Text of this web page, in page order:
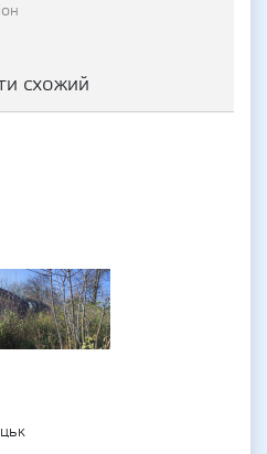
схожий